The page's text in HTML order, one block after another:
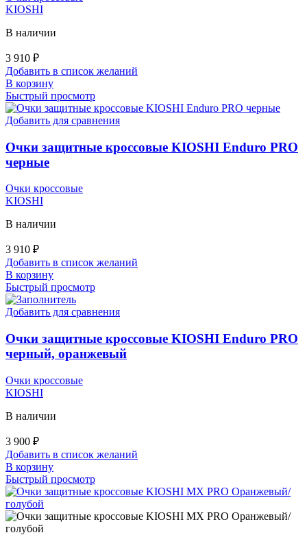
KIOSHI
В наличии
3 910 ₽
Добавить в список желаний
В корзину
Быстрый просмотр
Добавить для сравнения
Очки защитные кроссовые KIOSHI Enduro PRO
черные
Очки кроссовые
KIOSHI
В наличии
3 910 ₽
Добавить в список желаний
В корзину
Быстрый просмотр
Добавить для сравнения
Очки защитные кроссовые KIOSHI Enduro PRO
черный, оранжевый
Очки кроссовые
KIOSHI
В наличии
3 900 ₽
Добавить в список желаний
В корзину
Быстрый просмотр